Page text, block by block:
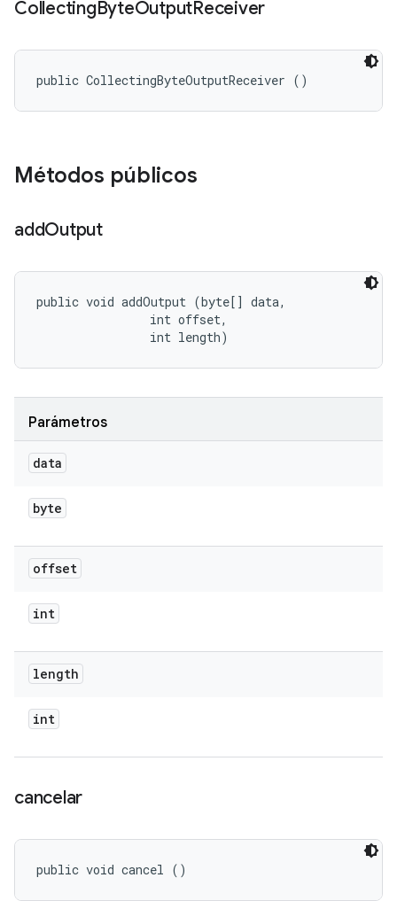
CollectingByteOutputReceiver
public CollectingByteOutputReceiver ()
Métodos públicos
addOutput
public void addOutput (byte[] data,
                int offset,
                int length)
Parámetros
data
byte
offset
int
length
int
cancelar
public void cancel ()